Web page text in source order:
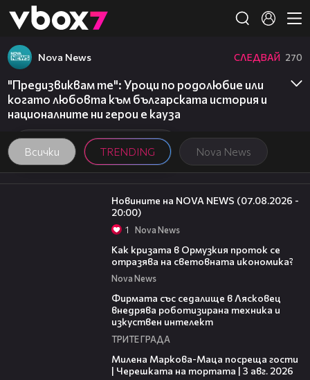
👾
Всички TRENDING Nova News
Nova News СЛЕДВАЙ 270
"Предизвиквам те": Уроци по родолюбие или
когато любовта към българската история и
националните ни герои е кауза
22:56
Новините на NOVA NEWS (07.08.2026 -
20:00)
1 Nova News
Как кризата в Ормузкия проток се
отразява на световната икономика?
Nova News
Фирмата със седалище в Лясковец
внедрява роботизирана техника и
изкуствен интелект
ТРИТЕ ГРАДА
Милена Маркова-Маца посреща гости
| Черешката на тортата | 3 авг. 2026